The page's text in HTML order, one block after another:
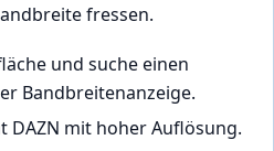
fressen.
und suche einen
Bandbreitenanzeige.
DAZN mit hoher Auflösung.